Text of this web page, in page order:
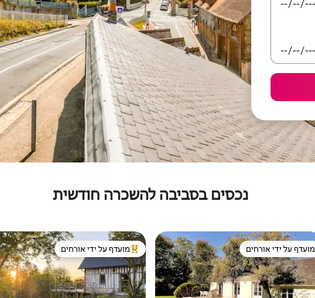
נכסים בסביבה להשכרה חודשית
מועדף על ידי אורחים
מועדף על ידי אורחים מוביל בקרב נכסים מועדפים על ידי אורחים
מועדף על ידי אורחים